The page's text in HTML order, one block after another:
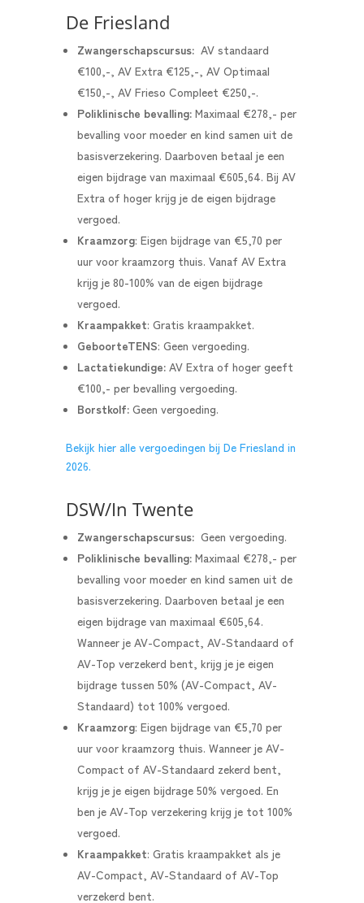
De Friesland
Zwangerschapscursus:AV standaard
€100,-, AV Extra €125,-, AV Optimaal
€150,-, AV Frieso Compleet €250,-.
Poliklinische bevalling: Maximaal €278,- per
bevalling voor moeder en kind samen uit de
basisverzekering. Daarboven betaal je een
eigen bijdrage van maximaal €605,64. Bij AV
Extra of hoger krijg je de eigen bijdrage
vergoed.
Kraamzorg: Eigen bijdrage van €5,70 per
uur voor kraamzorg thuis. Vanaf AV Extra
krijg je 80-100% van de eigen bijdrage
vergoed.
Kraampakket: Gratis kraampakket.
GeboorteTENS: Geen vergoeding.
Lactatiekundige:AV Extra of hoger geeft
€100,- per bevalling vergoeding.
Borstkolf: Geen vergoeding.
Bekijk hier alle vergoedingen bij De Friesland in
2026.
DSW/In Twente
Zwangerschapscursus:Geen vergoeding.
Poliklinische bevalling: Maximaal €278,- per
bevalling voor moeder en kind samen uit de
basisverzekering. Daarboven betaal je een
eigen bijdrage van maximaal €605,64.
Wanneer je AV-Compact, AV-Standaard of
AV-Top verzekerd bent, krijg je je eigen
bijdrage tussen 50% (AV-Compact, AV-
Standaard) tot 100% vergoed.
Kraamzorg: Eigen bijdrage van €5,70 per
uur voor kraamzorg thuis. Wanneer je AV-
Compact of AV-Standaard zekerd bent,
krijg je je eigen bijdrage 50% vergoed. En
ben je AV-Top verzekering krijg je tot 100%
vergoed.
Kraampakket: Gratis kraampakket als je
AV-Compact, AV-Standaard of AV-Top
verzekerd bent.